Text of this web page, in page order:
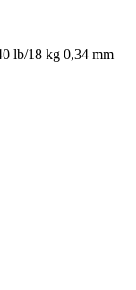
lb/18 kg 0,34 mm